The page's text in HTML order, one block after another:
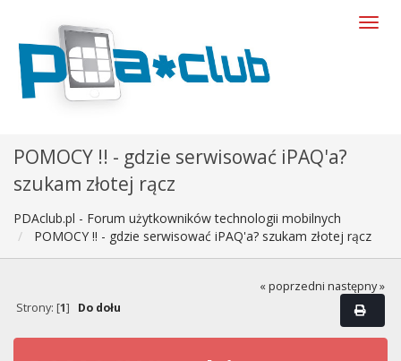
POMOCY !! - gdzie serwisować iPAQ'a?
szukam złotej rącz
PDAclub.pl - Forum użytkowników technologii mobilnych
POMOCY !! - gdzie serwisować iPAQ'a? szukam złotej rącz
« poprzedni następny »
Strony: [1] Do dołu